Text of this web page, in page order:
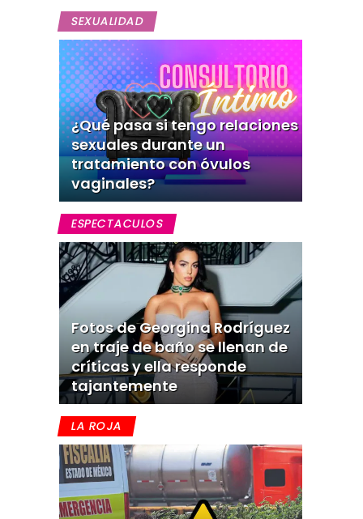
SEXUALIDAD
¿Qué pasa si tengo relaciones
sexuales durante un
tratamiento con óvulos
vaginales?
ESPECTACULOS
Fotos de Georgina Rodríguez
en traje de baño se llenan de
críticas y ella responde
tajantemente
LA ROJA